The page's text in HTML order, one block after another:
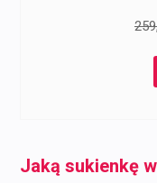
Jaką sukienkę